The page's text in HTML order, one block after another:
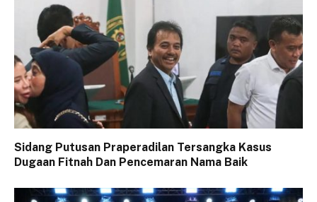
Sidang Putusan Praperadilan Tersangka Kasus
Dugaan Fitnah Dan Pencemaran Nama Baik